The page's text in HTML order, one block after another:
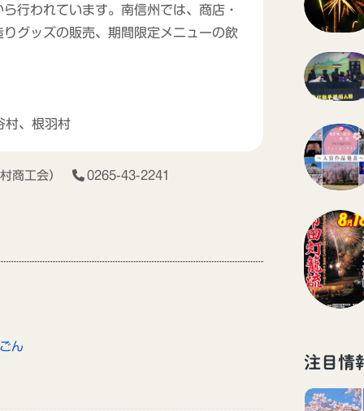
行われています。南信州では、商店・
グッズの販売、期間限定メニューの飲
村、根羽村
商工会） 0265-43-2241
ん
注目情